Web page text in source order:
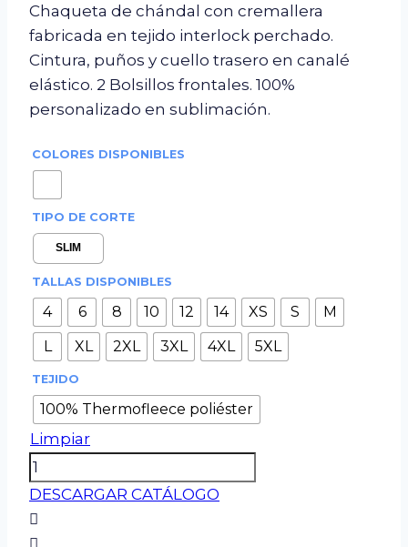
Chaqueta de chándal con cremallera
fabricada en tejido interlock perchado.
Cintura, puños y cuello trasero en canalé
elástico. 2 Bolsillos frontales. 100%
personalizado en sublimación.
COLORES DISPONIBLES
TIPO DE CORTE
SLIM
TALLAS DISPONIBLES
4 6 8 10 12 14 XS S
M
L
XL 2XL 3XL 4XL 5XL
TEJIDO
100% Thermofleece poliéster
Limpiar
Chaqueta
Chándal
PRO
cantidad
DESCARGAR CATÁLOGO